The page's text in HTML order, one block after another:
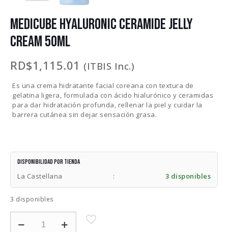
MEDICUBE HYALURONIC CERAMIDE JELLY
CREAM 50ML
RD$1,115.01 (ITBIS Inc.)
Es una crema hidratante facial coreana con textura de
gelatina ligera, formulada con ácido hialurónico y ceramidas
para dar hidratación profunda, rellenar la piel y cuidar la
barrera cutánea sin dejar sensación grasa.
Disponibilidad por tienda
La Castellana : 3 disponibles
3 disponibles
HYALURONIC